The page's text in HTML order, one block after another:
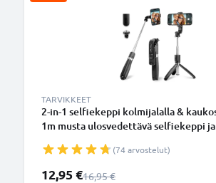
TARVIKKEET
2-in-1 selfiekeppi kolmijalalla &
1m musta ulosvedettävä selfiekeppi ja
kaukosäätimellä puhelimelle ja
iPhonelle, GoProlle, Androidille ynm.
(74 arvostelut)
Erikoishinta
12,95 €Normaali hinta
16,95 €